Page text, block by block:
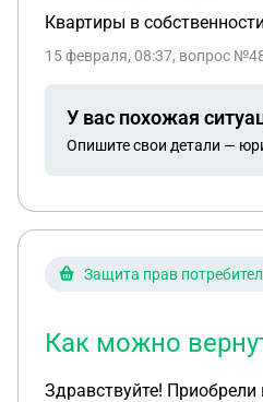
Квартиры в
15 февраля, 08:37, вопрос
У вас похожая
Опишите свои детали —
Защита прав
Как можно
Здравствуйте!